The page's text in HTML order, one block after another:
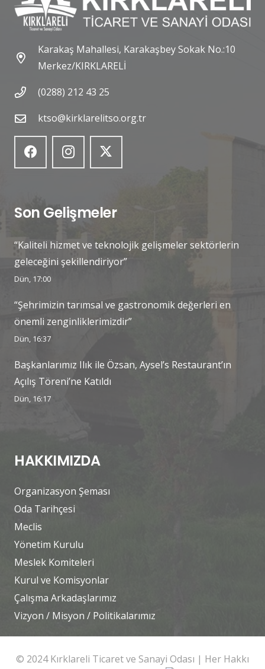
Karakaş Mahallesi, Karakaşbey Sokak No.:10
Merkez/KIRKLARELİ
(0288) 212 43 25
ktso@kirklarelitso.org.tr
Son Gelişmeler
“Kaliteli hizmet ve teknolojik gelişmeler sektörlerin
geleceğini şekillendiriyor”
Dün, 17:00
“Şehrimizin tarımsal ve gastronomik değerleri en
önemli zenginliklerimizdir”
Dün, 16:37
Başkanlarımız Ilık ile Özsan, Aysel’s Restaurant’ın
Açılış Töreni’ne Katıldı
Dün, 16:17
HAKKIMIZDA
Organizasyon Şeması
Oda Tarihçesi
Meclis
Yönetim Kurulu
Meslek Komiteleri
Kurul ve Komisyonlar
Çalışma Arkadaşlarımız
Vizyon / Misyon / Politikalarımız
© 2024 Kırklareli Ticaret ve Sanayi Odası | Her Hakkı